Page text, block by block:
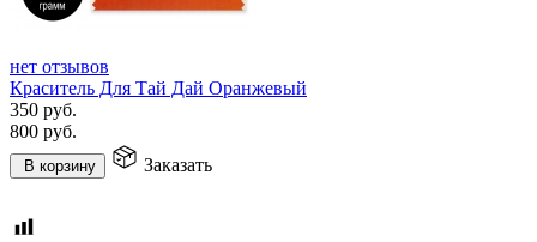
нет отзывов
Краситель Для Тай Дай Оранжевый
350 руб.
800 руб.
В корзину Заказать